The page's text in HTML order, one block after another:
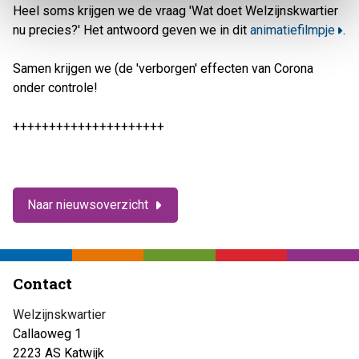
Heel soms krijgen we de vraag 'Wat doet Welzijnskwartier
nu precies?' Het antwoord geven we in dit animatiefilmpje .
Samen krijgen we (de 'verborgen' effecten van Corona
onder controle!
+++++++++++++++++++++
Naar nieuwsoverzicht
Contact
Welzijnskwartier
Callaoweg 1
2223 AS Katwijk